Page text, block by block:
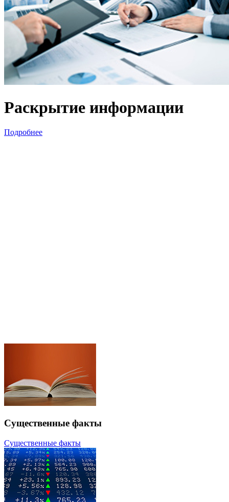
Раскрытие информации
Подробнее
Существенные факты
Существенные факты